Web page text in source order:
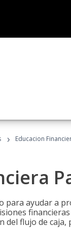
› Educacion
para ayudar a
flujo de